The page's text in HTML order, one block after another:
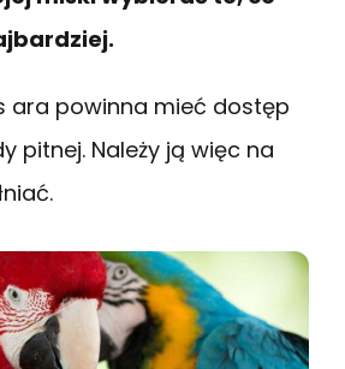
ara powinna mieć dostęp
pitnej. Należy ją więc na